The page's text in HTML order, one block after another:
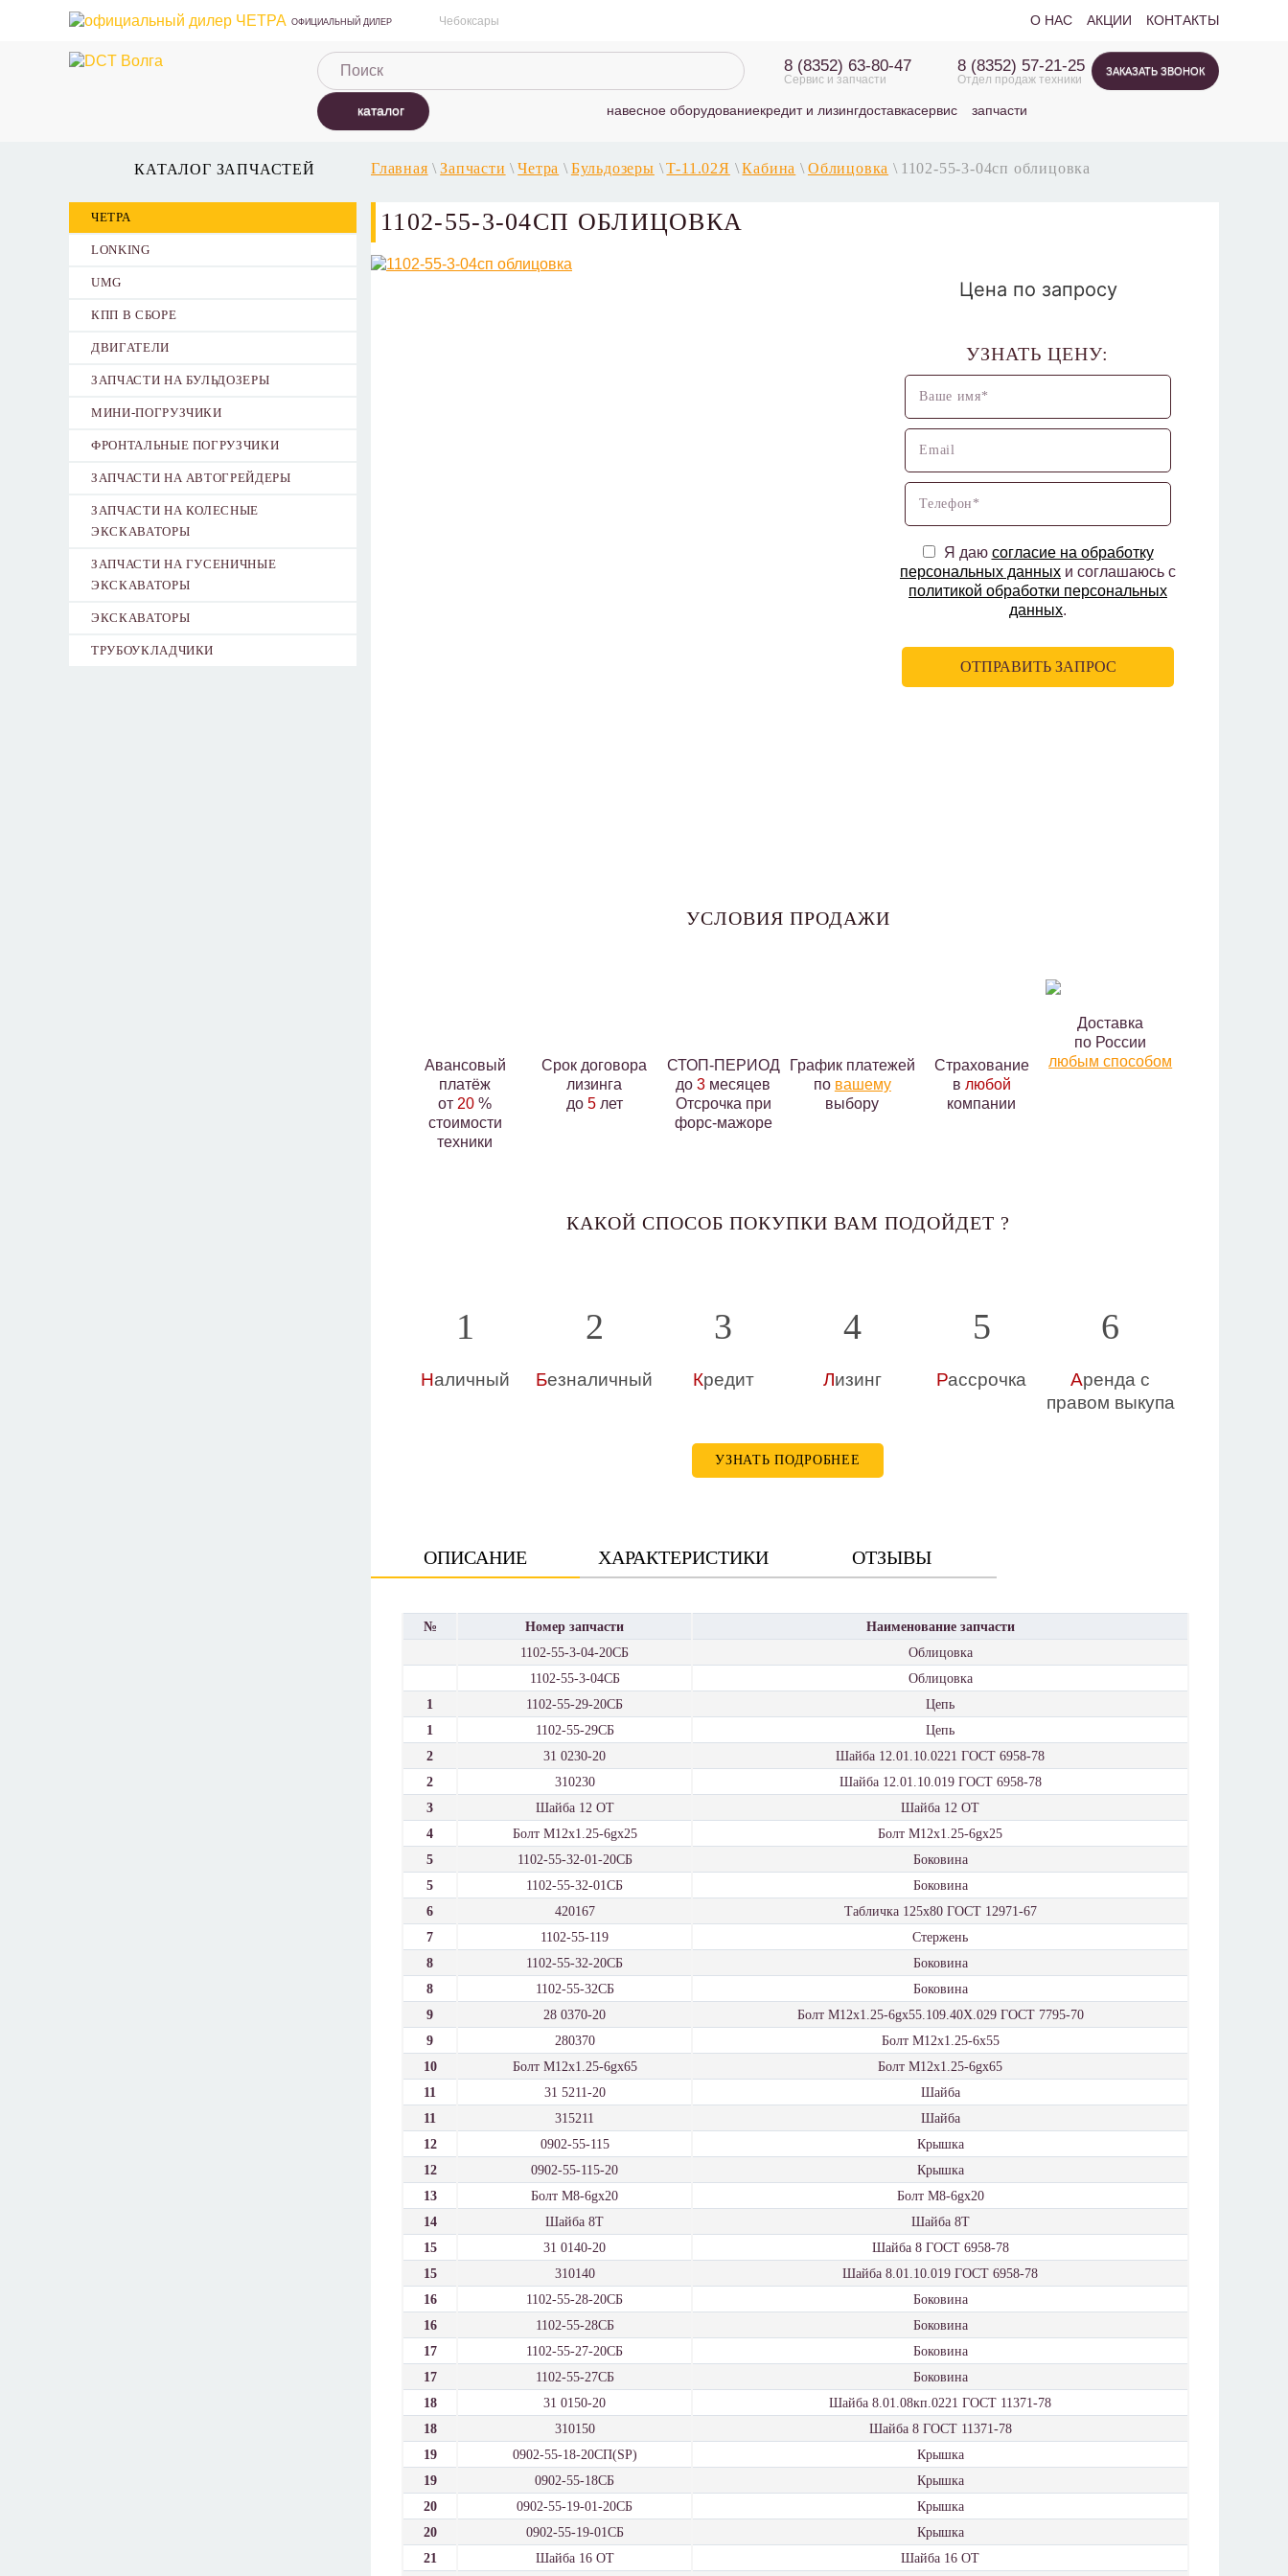
ОФИЦИАЛЬНЫЙ ДИЛЕР Чебоксары О НАС АКЦИИ КОНТАКТЫ
8 (8352) 63-80-47
Сервис и запчасти
8 (8352) 57-21-25
Отдел продаж техники
ЗАКАЗАТЬ ЗВОНОК
каталог навесное оборудованиекредит и лизингдоставкасервис запчасти
КАТАЛОГ ЗАПЧАСТЕЙ
ЧЕТРА
LONKING
UMG
КПП В СБОРЕ
ДВИГАТЕЛИ
ЗАПЧАСТИ НА БУЛЬДОЗЕРЫ
МИНИ-ПОГРУЗЧИКИ
ФРОНТАЛЬНЫЕ ПОГРУЗЧИКИ
ЗАПЧАСТИ НА АВТОГРЕЙДЕРЫ
ЗАПЧАСТИ НА КОЛЕСНЫЕ
ЭКСКАВАТОРЫ
ЗАПЧАСТИ НА ГУСЕНИЧНЫЕ
ЭКСКАВАТОРЫ
ЭКСКАВАТОРЫ
ТРУБОУКЛАДЧИКИ
Главная \ Запчасти \ Четра \ Бульдозеры \ T-11.02Я \ Кабина \ Облицовка \ 1102-55-3-04сп облицовка
1102-55-3-04СП ОБЛИЦОВКА
Цена по запросу
УЗНАТЬ ЦЕНУ:
Я даю согласие на обработку
персональных данных и соглашаюсь с
политикой обработки персональных
данных.
УСЛОВИЯ ПРОДАЖИ
Авансовый
платёж
от 20 %
стоимости
техники
Срок договора
лизинга
до 5лет
СТОП-ПЕРИОД
до3 месяцев
Отсрочка при
форс-мажоре
График платежей
по вашему
выбору
Страхование
в любой
компании
Доставка
по России
любым способом
КАКОЙ СПОСОБ ПОКУПКИ ВАМ ПОДОЙДЕТ ?
1
Наличный
2
Безналичный
3
Кредит
4
Лизинг
5
Рассрочка
6
Аренда с
правом выкупа
УЗНАТЬ ПОДРОБНЕЕ
ОПИСАНИЕ ХАРАКТЕРИСТИКИ ОТЗЫВЫ
№ Номер запчасти
Наименование запчасти
1102-55-3-04-20СБ
Облицовка
1102-55-3-04СБ
Облицовка
1
1102-55-29-20СБ
Цепь
1
1102-55-29СБ
Цепь
2
31 0230-20
Шайба 12.01.10.0221 ГОСТ 6958-78
2
310230
Шайба 12.01.10.019 ГОСТ 6958-78
3
Шайба 12 ОТ
Шайба 12 ОТ
4
Болт М12x1.25-6gx25
Болт М12x1.25-6gx25
5
1102-55-32-01-20СБ
Боковина
5
1102-55-32-01СБ
Боковина
6
420167
Табличка 125х80 ГОСТ 12971-67
7
1102-55-119
Стержень
8
1102-55-32-20СБ
Боковина
8
1102-55-32СБ
Боковина
9
28 0370-20
Болт М12х1.25-6gх55.109.40Х.029 ГОСТ 7795-70
9
280370
Болт М12x1.25-6x55
10
Болт М12x1.25-6gx65
Болт М12x1.25-6gx65
11
31 5211-20
Шайба
11
315211
Шайба
12
0902-55-115
Крышка
12
0902-55-115-20
Крышка
13
Болт М8-6gx20
Болт М8-6gx20
14
Шайба 8Т
Шайба 8Т
15
31 0140-20
Шайба 8 ГОСТ 6958-78
15
310140
Шайба 8.01.10.019 ГОСТ 6958-78
16
1102-55-28-20СБ
Боковина
16
1102-55-28СБ
Боковина
17
1102-55-27-20СБ
Боковина
17
1102-55-27СБ
Боковина
18
31 0150-20
Шайба 8.01.08кп.0221 ГОСТ 11371-78
18
310150
Шайба 8 ГОСТ 11371-78
19
0902-55-18-20СП(SP)
Крышка
19
0902-55-18СБ
Крышка
20
0902-55-19-01-20СБ
Крышка
20
0902-55-19-01СБ
Крышка
21
Шайба 16 ОТ Шайба 16 ОТ